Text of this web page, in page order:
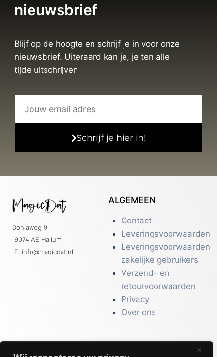
nieuwsbrief
Blijf op de hoogte en schrijf je in voor onze
nieuwsbrief. Uiteraard kan je, je ten alle
tijde uitschrijven
Schrijf je hier in!
Doniaweg 9
9074 AE Hallum
E: info@magicdat.nl
ALGEMEEN
Contact
Leveringsvoorwaarden
Leveringsvoorwaarden
zakelijke gebruikers
Verzend- en
retourvoorwaarden
Privacy
Over ons